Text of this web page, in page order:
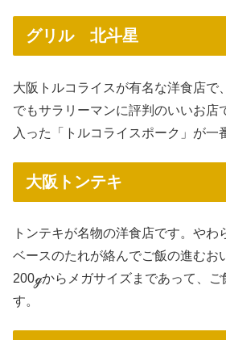
グリル 北斗星
大阪トルコライスが有名な洋食店で
でもサラリーマンに評判のいいお店
入った「トルコライスポーク」が一
大阪トンテキ
トンテキが名物の洋食店です。やわ
ベースのたれが絡んでご飯の進むお
200ℊからメガサイズまであって、
す。